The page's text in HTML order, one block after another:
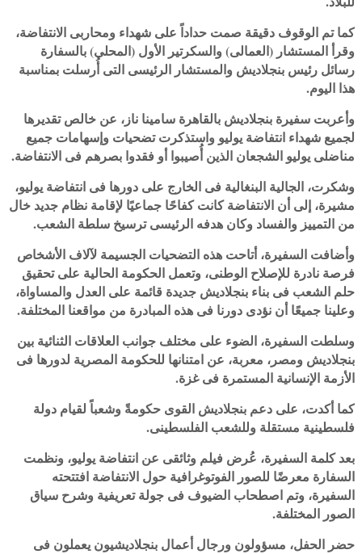
كما تم الوقوف دقيقة صمت حداداً على شهداء ومحاربى الانتفاضة،
وقرأ المستشار (العمالى) والسكرتير الأول (المحلى) بالسفارة
رسائل رئيس بنجلاديش والمستشار الرئيسى التى أُرسلت بمناسبة
هذا اليوم.
وأعربت سفيرة بنجلاديش بالقاهرة سامينا ناز، عن خالص تقديرها
لجميع شهداء انتفاضة يوليو واستذكرت تضحيات وإسهامات جميع
مناضلى يوليو الشجعان الذين أُصيبوا أو فقدوا بصرهم فى الانتفاضة.
وشكرت، الجالية البنغالية فى الخارج على دورها فى انتفاضة يوليو،
مشيرة، إلى أن الانتفاضة كانت كفاحًا جماعيًا لإقامة نظام جديد خال
من التمييز والفساد وكان هدفه الرئيسى ترسيخ سلطة الشعب.
وأضافت السفيرة، أتاحت هذه التضحيات الجسيمة لآلاف الأشخاص
فرصة نادرة للإصلاح الوطنى، وتعمل الحكومة الحالية على تحقيق
حلم الشعب فى بناء بنجلاديش جديدة قائمة على العدل والمساواة،
وعلينا جميعًا أن نؤدى دورنا فى هذه المبادرة من مواقعنا المختلفة.
وسلطت السفيرة، الضوء على مختلف جوانب العلاقات الثنائية بين
بنجلاديش ومصر، معربة، عن امتنانها للحكومة المصرية لدورها فى
الأزمة الإنسانية المستمرة فى غزة.
كما أكدت، على دعم بنجلاديش القوى حكومةً وشعباً لقيام دولة
فلسطينية مستقلة وللشعب الفلسطينى.
بعد كلمة السفيرة، عُرض فيلم وثائقى عن انتفاضة يوليو، ونظمت
السفارة معرضًا للصور الفوتوغرافية حول الانتفاضة افتتحته
السفيرة، وتم اصطحاب الضيوف فى جولة تعريفية وشرح سياق
الصور المختلفة.
حضر الحفل، مسؤولون ورجال أعمال بنجلاديشيون يعملون فى